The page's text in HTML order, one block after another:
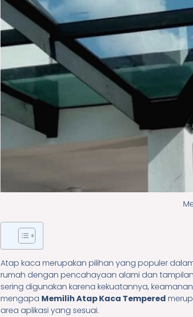
Atap kaca merupakan pilihan yang populer
rumah dengan pencahayaan alami dan
sering digunakan karena kekuatannya,
mengapa Memilih Atap Kaca Tempered
area aplikasi yang sesuai.